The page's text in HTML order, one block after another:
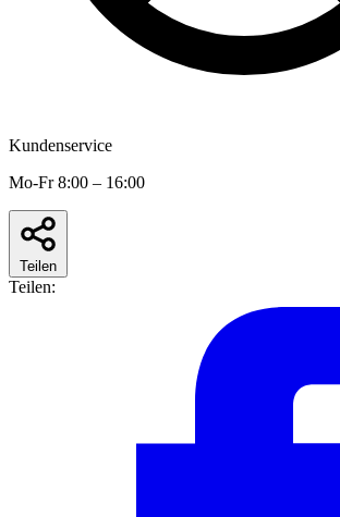
Kundenservice
Mo-Fr 8:00 – 16:00
Teilen
Teilen: